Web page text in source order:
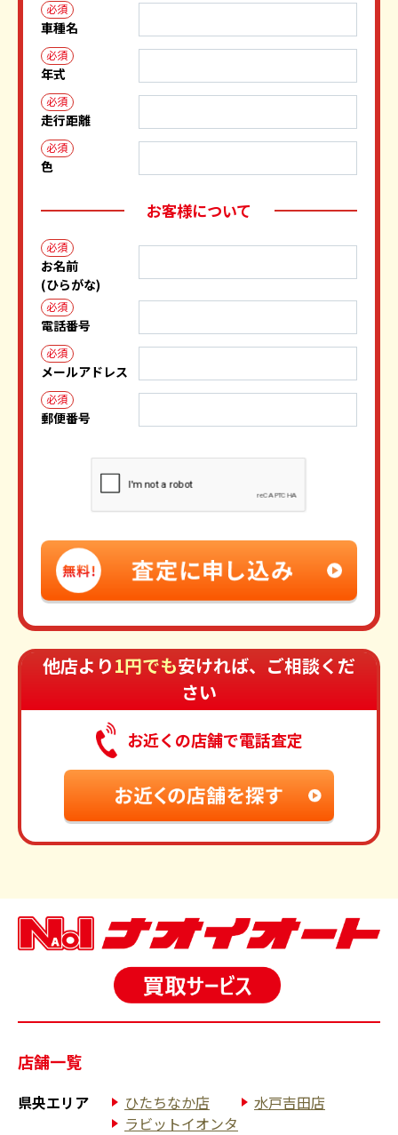
必須
車種名
必須
年式
必須
走行距離
必須
色
お客様について
必須
お名前
(ひらがな)
必須
電話番号
必須
メールアドレス
必須
郵便番号
他店より1円でも安ければ、ご相談くだ
さい
お近くの店舗で電話査定
店舗一覧
県央エリア ひたちなか店
水戸吉田店
ラビットイオンタ